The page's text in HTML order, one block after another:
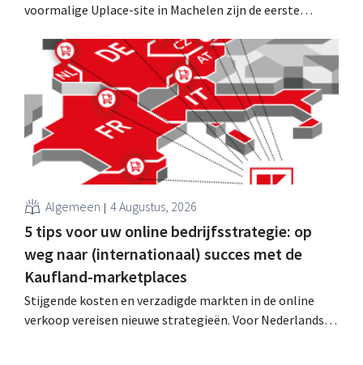
voormalige Uplace-site in Machelen zijn de eerste
eigenlijke bouw starten, met een geplande opening in
Algemeen 4 Augustus, 2026
5 tips voor uw online bedrijfsstrategie: op
weg naar (internationaal) succes met de
Kaufland-marketplaces
Stijgende kosten en verzadigde markten in de online
verkoop vereisen nieuwe strategieën. Voor Nederlandse